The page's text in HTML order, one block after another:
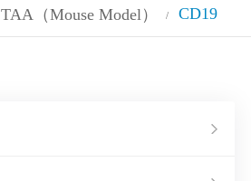
TAA（Mouse Model） / CD19